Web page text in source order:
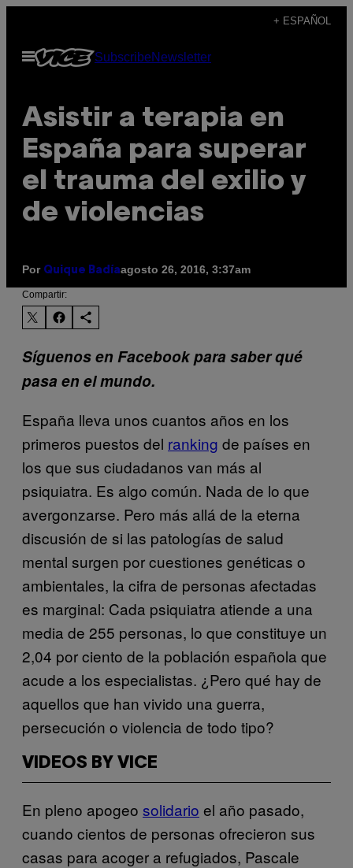
contenido
+ ESPAÑOL
Abrir
Menú
SubscribeNewsletter
Asistir a terapia en
España para superar
el trauma del exilio y
de violencias
Por Quique Badíaagosto 26, 2016, 3:37am
Compartir:
Síguenos en Facebook para saber qué
pasa en el mundo.
España lleva unos cuantos años en los
primeros puestos del ranking de países en
los que sus ciudadanos van más al
psiquiatra. Es algo común. Nada de lo que
avergonzarse. Pero más allá de la eterna
discusión de si las patologías de salud
mental surgen por cuestiones genéticas o
ambientales, la cifra de personas afectadas
es marginal: Cada psiquiatra atiende a una
media de 255 personas, lo que constituye un
2,04 por ciento de la población española que
acude a los especialistas. ¿Pero qué hay de
aquellos que han vivido una guerra,
persecución o violencia de todo tipo?
VIDEOS BY VICE
En pleno apogeo solidario el año pasado,
cuando cientos de personas ofrecieron sus
casas para acoger a refugiados, Pascale